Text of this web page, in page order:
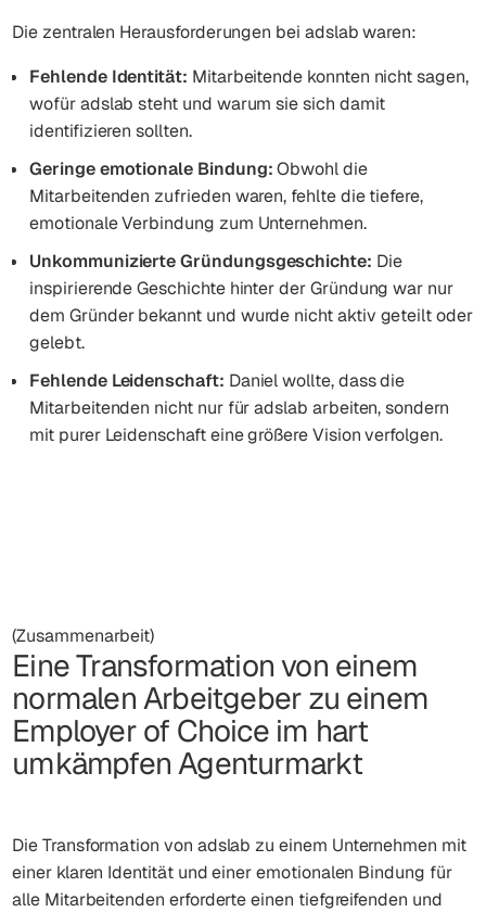
Die zentralen Herausforderungen bei adslab waren:
Fehlende Identität: Mitarbeitende konnten nicht sagen,
wofür adslab steht und warum sie sich damit
identifizieren sollten.
Geringe emotionale Bindung:Obwohl die
Mitarbeitenden zufrieden waren, fehlte die tiefere,
emotionale Verbindung zum Unternehmen.
Unkommunizierte Gründungsgeschichte: Die
inspirierende Geschichte hinter der Gründung war nur
dem Gründer bekannt und wurde nicht aktiv geteilt oder
gelebt.
Fehlende Leidenschaft: Daniel wollte, dass die
Mitarbeitenden nicht nur für adslab arbeiten, sondern
mit purer Leidenschaft eine größere Vision verfolgen.
(Zusammenarbeit)
Eine Transformation von einem
normalen Arbeitgeber zu einem
Employer of Choice im hart
umkämpfen Agenturmarkt
Die Transformation von adslab zu einem Unternehmen mit
einer klaren Identität und einer emotionalen Bindung für
alle Mitarbeitenden erforderte einen tiefgreifenden und